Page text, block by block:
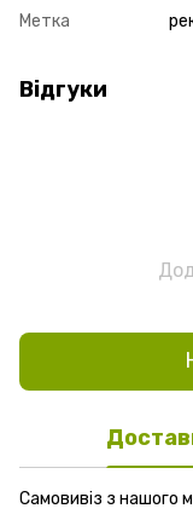
Метка
Відгуки
Самовивіз з нашого